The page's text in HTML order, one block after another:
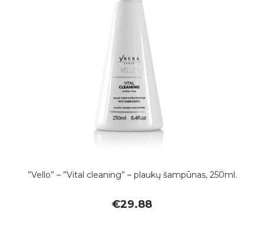
”Vello” – ”Vital cleaning” – plaukų šampūnas, 250ml.
€29.88